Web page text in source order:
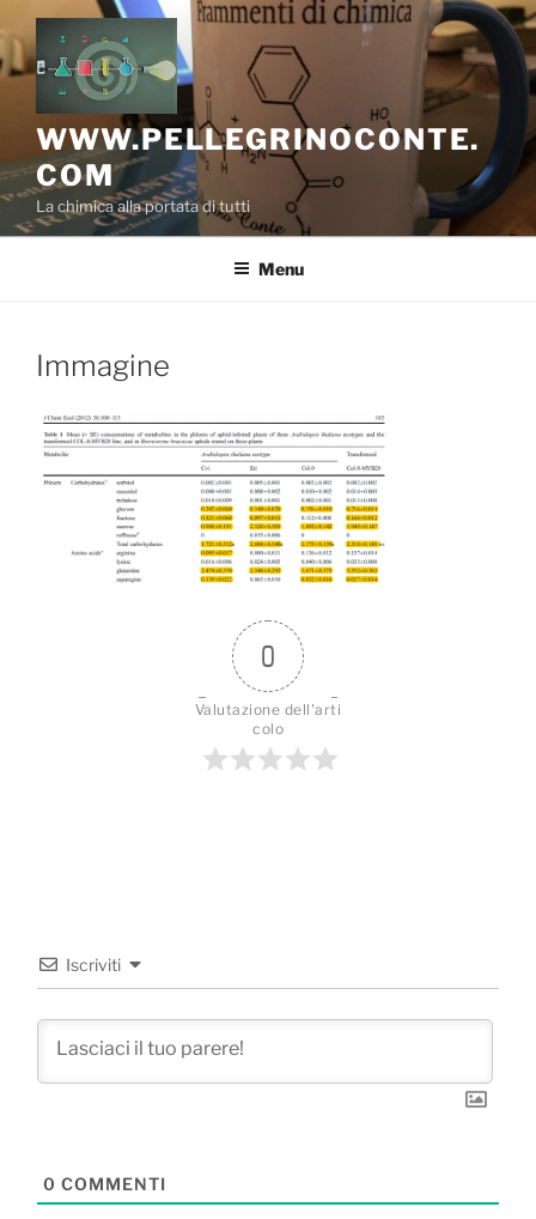
Salta
al
contenuto
WWW.PELLEGRINOCONTE.
COM
La chimica alla portata di tutti
Menu
Immagine
0
Valutazione dell'arti
colo
Iscriviti
0 COMMENTI